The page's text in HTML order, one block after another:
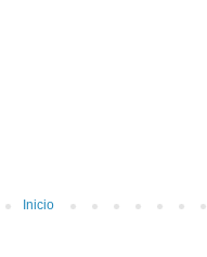
Inicio